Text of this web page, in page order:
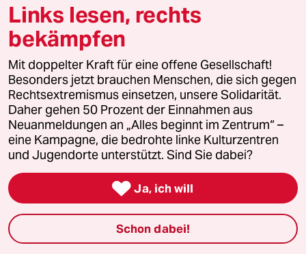
Verhalten.
Das Framing des sogenannten Einzelfalls ist
verharmlosend.
MS Martin Sauer
01.06.2025 ,17:28 Uhr
Jetzt sind hier für 3 Jahre 11 Delikte der AfD
Deutschland 1,8 Milionen Körperverletzungen
de.statista.com/st...letzung-seit-1995/
Links lesen, rechts
bekämpfen
Mit doppelter Kraft für eine offene Gesellschaft!
Besonders jetzt brauchen Menschen, die sich gegen
Rechtsextremismus einsetzen, unsere Solidarität.
Daher gehen 50 Prozent der Einnahmen aus
Neuanmeldungen an „Alles beginnt im Zentrum“ –
eine Kampagne, die bedrohte linke Kulturzentren
und Jugendorte unterstützt. Sind Sie dabei?
 Ja, ich will
Schon dabei!